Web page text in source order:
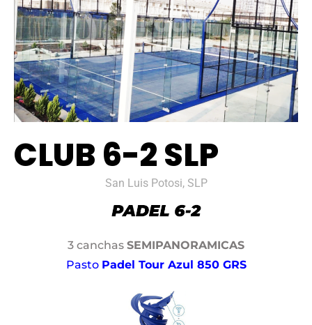
CLUB 6-2 SLP
San Luis Potosi, SLP
3 canchas SEMIPANORAMICAS
Pasto Padel Tour Azul 850 GRS